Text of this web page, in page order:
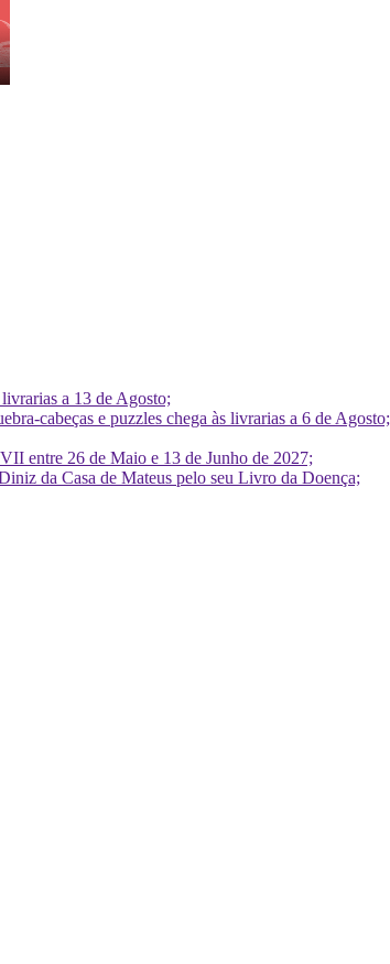
a 13 de Agosto;
cabeças e puzzles chega às livrarias a 6 de Agosto;
entre 26 de Maio e 13 de Junho de 2027;
da Casa de Mateus pelo seu Livro da Doença;